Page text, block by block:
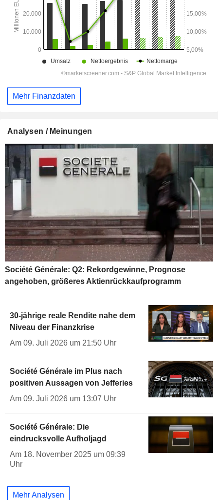
Mehr Finanzdaten
Analysen / Meinungen
Société Générale: Q2: Rekordgewinne, Prognose
angehoben, größeres Aktienrückkaufprogramm
30-jährige reale Rendite nahe dem
Niveau der Finanzkrise
Am 09. Juli 2026 um 21:50 Uhr
Société Générale im Plus nach
positiven Aussagen von Jefferies
Am 09. Juli 2026 um 13:07 Uhr
Société Générale: Die
eindrucksvolle Aufholjagd
Am 18. November 2025 um 09:39
Uhr
Mehr Analysen